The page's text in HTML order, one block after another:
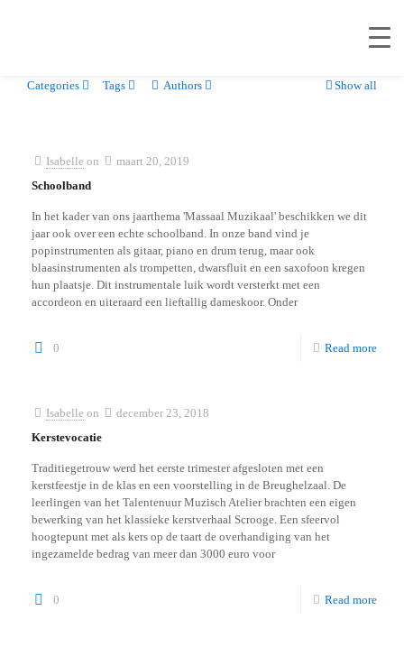
Categories Tags Authors Show all
Isabelle on
maart 20, 2019
Schoolband
In het kader van ons jaarthema 'Massaal Muzikaal' beschikken we dit
jaar ook over een echte schoolband. In onze band vind je
popinstrumenten als gitaar, piano en drum terug, maar ook
blaasinstrumenten als trompetten, dwarsfluit en een saxofoon kregen
hun plaatsje. Dit instrumentale luik wordt versterkt met een
accordeon en uiteraard een lieftallig dameskoor. Onder
0 Read more
Isabelle on
december 23, 2018
Kerstevocatie
Traditiegetrouw werd het eerste trimester afgesloten met een
kerstfeestje in de klas en een voorstelling in de Breughelzaal. De
leerlingen van het Talentenuur Muzisch Atelier brachten een eigen
bewerking van het klassieke kerstverhaal Scrooge. Een sfeervol
hoogtepunt met als kers op de taart de overhandiging van het
ingezamelde bedrag van meer dan 3000 euro voor
0 Read more